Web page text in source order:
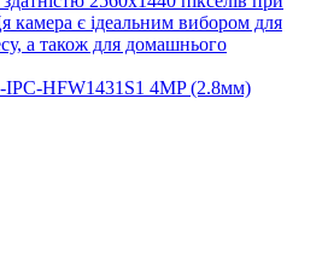
камера є ідеальним вибором для
а також для домашнього
IPC-HFW1431S1 4MP (2.8мм)